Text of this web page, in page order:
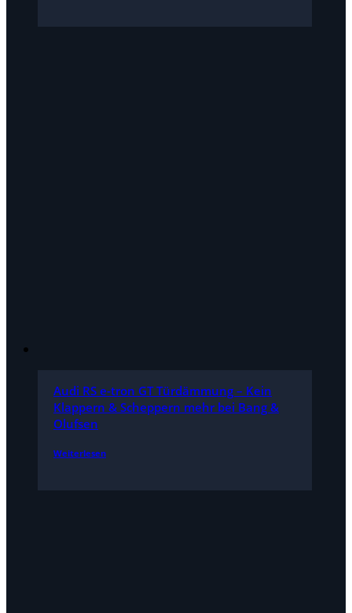
Audi RS e-tron GT Türdämmung – Kein
Klappern & Scheppern mehr bei Bang &
Olufsen
Weiterlesen